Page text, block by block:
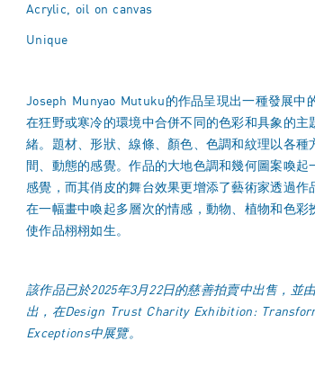
Acrylic, oil on canvas
Unique
Joseph Munyao Mutuku的作品呈現出一種發展中
在狂野或寒冷的環境中合併不同的色彩和具象的主
緒。題材、形狀、線條、顏色、色調和紋理以各種
間、動態的感覺。作品的大地色調和幾何圖案喚起
感覺，而其俏皮的舞台效果更增添了藝術家透過作
在一幅畫中喚起多層次的情感，動物、植物和色彩
使作品栩栩如生。
該作品已於2025年3月22日的慈善拍賣中出售，並
出，在Design Trust Charity Exhibition:
Exceptions中展覽。